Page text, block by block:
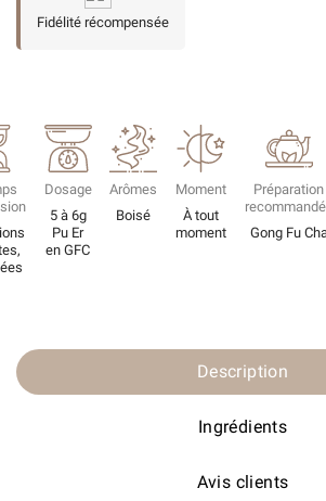
Fidélité récompensée
Dosage
5 à 6g
Pu Er
en GFC
Arômes
Boisé
Moment
À tout
moment
Préparation
Gong Fu
Description
Ingrédients
Avis clients